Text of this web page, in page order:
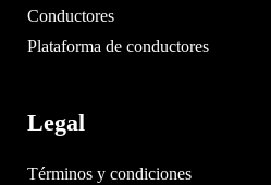
Conductores
Plataforma de conductores
Legal
Términos y condiciones